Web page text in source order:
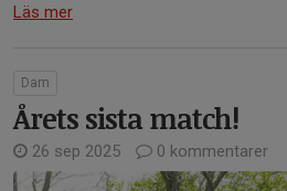
Läs mer
Dam
Årets sista match!
26 sep 2025 0 kommentarer